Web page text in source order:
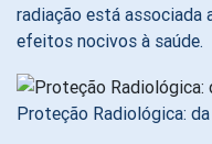
radiação está associada
efeitos nocivos à saúde.
Proteção Radiológica: